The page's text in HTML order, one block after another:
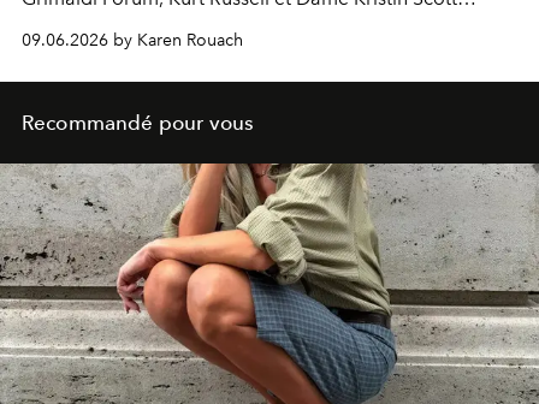
Thomas recevront chacun la prestigieuse Nymphe de
Cristal, qui salue l’ensemble de leur carrière.
09.06.2026 by Karen Rouach
Recommandé pour vous